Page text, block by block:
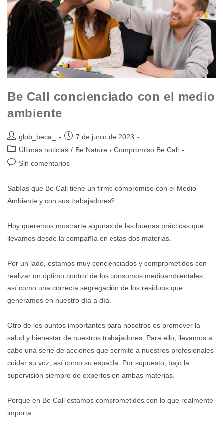
Be Call concienciado con el medio
ambiente
glob_beca_
7 de junio de 2023
Últimas noticias / Be Nature / Compromiso Be Call
Sin comentarios
Sabías que Be Call tiene un firme compromiso con el Medio
Ambiente y con sus trabajadores?
Hoy queremos mostrarte algunas de las buenas prácticas que
llevamos desde la compañía en estas dos materias.
Por un lado, estamos muy concienciados y comprometidos con
realizar un óptimo control de los consumos medioambientales,
así como una correcta segregación de los residuos que
generamos en nuestro día a día.
Otro de los puntos importantes para nosotros es promover la
salud y bienestar de nuestros trabajadores. Para ello, llevamos a
cabo una serie de acciones que permite a nuestros profesionales
cuidar su voz, así como su espalda. Por supuesto, bajo la
supervisión siempre de expertos en ambas materias.
Porque en Be Call estamos comprometidos con lo que realmente
importa.